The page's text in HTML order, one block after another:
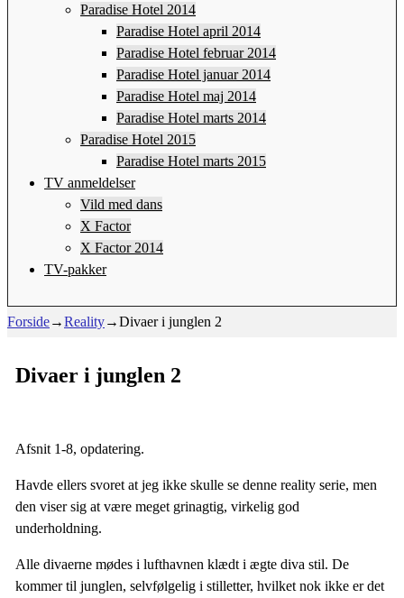
Paradise Hotel 2014
Paradise Hotel april 2014
Paradise Hotel februar 2014
Paradise Hotel januar 2014
Paradise Hotel maj 2014
Paradise Hotel marts 2014
Paradise Hotel 2015
Paradise Hotel marts 2015
TV anmeldelser
Vild med dans
X Factor
X Factor 2014
TV-pakker
Forside→Reality→Divaer i junglen 2
Divaer i junglen 2
Afsnit 1-8, opdatering.
Havde ellers svoret at jeg ikke skulle se denne reality serie, men
den viser sig at være meget grinagtig, virkelig god
underholdning.
Alle divaerne mødes i lufthavnen klædt i ægte diva stil. De
kommer til junglen, selvfølgelig i stilletter, hvilket nok ikke er det